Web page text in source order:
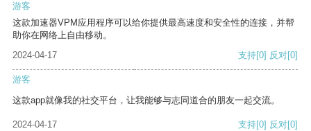
游客
这款加速器VPM应用程序可以给你提供最高速度和安全性的连接，并帮
助你在网络上自由移动。
2024-04-17
支持[0] 反对[0]
游客
这款app就像我的社交平台，让我能够与志同道合的朋友一起交流。
2024-04-17 支持[0] 反对[0]